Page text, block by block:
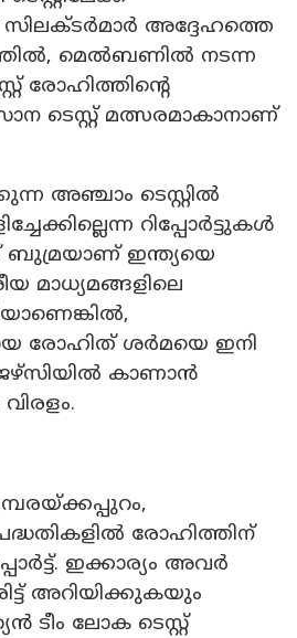
സിലക്ടർമാർ അദ്ദേഹത്തെ
മെൽബണിൽ നടന്ന
രോഹിത്തിന്റെ
ടെസ്റ്റ് മത്സരമാകാനാണ്
അഞ്ചാം ടെസ്റ്റിൽ
റിപ്പോർട്ടുകൾ
ബുമ്രയാണ് ഇന്ത്യയെ
മാധ്യമങ്ങളിലെ
രോഹിത് ശർമയെ ഇനി
ജഴ്സിയിൽ കാണാൻ
രോഹിത്തിന്
ഇക്കാര്യം അവർ
അറിയിക്കുകയും
ടീം ലോക ടെസ്റ്റ്